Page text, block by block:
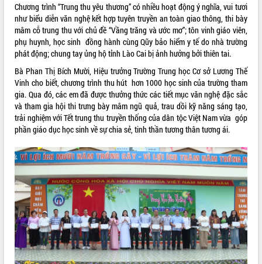
VIDEO
Chương trình “Trung thu yêu thương” có nhiều hoạt động ý nghĩa, vui tươi
như biểu diễn văn nghệ kết hợp tuyên truyền an toàn giao thông, thi bày
mâm cỗ trung thu với chủ đề “Vầng trăng và ước mơ”; tôn vinh giáo viên,
phụ huynh, học sinh đồng hành cùng Qũy bảo hiểm y tế do nhà trường
phát động; chung tay ủng hộ tỉnh Lào Cai bị ảnh hưởng bởi thiên tai.
Bà Phan Thị Bích Mười, Hiệu trưởng Trường Trung học Cơ sở Lương Thế
Vinh cho biết, chương trình thu hút hơn 1000 học sinh của trường tham
gia. Qua đó, các em đã được thưởng thức các tiết mục văn nghệ đặc sắc
và tham gia hội thi trưng bày mâm ngũ quả, trau dồi kỹ năng sáng tạo,
trải nghiệm với Tết trung thu truyền thống của dân tộc Việt Nam vừa góp
phần giáo dục học sinh về sự chia sẻ, tinh thần tương thân tương ái.